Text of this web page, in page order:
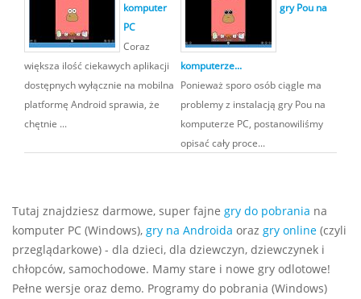
komputer
PC
Coraz
większa ilość ciekawych aplikacji
dostępnych wyłącznie na mobilna
platformę Android sprawia, że
chętnie ...
gry Pou na
komputerze...
Ponieważ sporo osób ciągle ma
problemy z instalacją gry Pou na
komputerze PC, postanowiliśmy
opisać cały proce...
Tutaj znajdziesz darmowe, super fajne gry do pobrania na
komputer PC (Windows), gry na Androida oraz gry online (czyli
przeglądarkowe) - dla dzieci, dla dziewczyn, dziewczynek i
chłopców, samochodowe. Mamy stare i nowe gry odlotowe!
Pełne wersje oraz demo. Programy do pobrania (Windows)